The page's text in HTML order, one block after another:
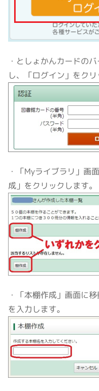
・としょかんカードの
し、「ログイン」をクリ
・「Myライブラリ」画
成」をクリックします。
・「本棚作成」画面に
を入力します。